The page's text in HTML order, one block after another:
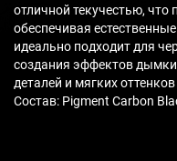
отличной текучестью, что
обеспечивая
идеально подходит для
создания эффектов
деталей и мягких
Состав: Pigment Carbon